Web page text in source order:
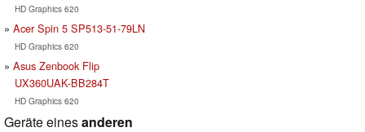
HD Graphics 620
Acer Spin 5 SP513-51-79LN
HD Graphics 620
Asus Zenbook Flip
UX360UAK-BB284T
HD Graphics 620
Geräte einesanderen